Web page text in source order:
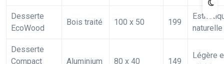
Desserte
EcoWood
Bois traité 100 x 50 199
naturelle
Desserte
Compact
Aluminium 80 x 40 149
Légère